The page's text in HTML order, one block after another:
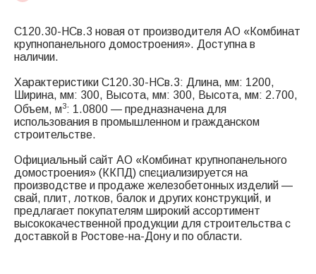
С120.30-НСв.3 новая от производителя АО «Комбинат
крупнопанельного домостроения». Доступна в
наличии.
Характеристики С120.30-НСв.3: Длина, мм: 1200,
Ширина, мм: 300, Высота, мм: 300, Высота, мм: 2.700,
Объем, м3: 1.0800 — предназначена для
использования в промышленном и гражданском
строительстве.
Официальный сайт АО «Комбинат крупнопанельного
домостроения» (ККПД) специализируется на
производстве и продаже железобетонных изделий —
свай, плит, лотков, балок и других конструкций, и
предлагает покупателям широкий ассортимент
высококачественной продукции для строительства с
доставкой в Ростове-на-Дону и по области.